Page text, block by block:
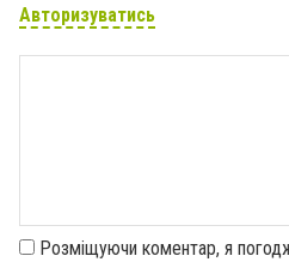
Авторизуватись
Розміщуючи коментар, я